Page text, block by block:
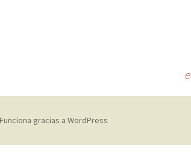
Funciona gracias a WordPress